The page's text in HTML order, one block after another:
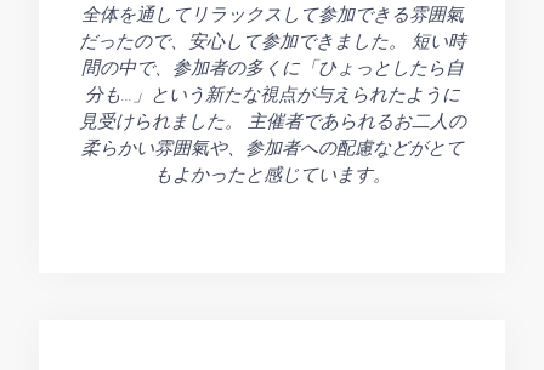
全体を通してリラックスして参加できる雰囲氣
だったので、安心して参加できました。 短い時
間の中で、参加者の多くに「ひょっとしたら自
分も...」という新たな視点が与えられたように
見受けられました。 主催者であられるお二人の
柔らかい雰囲氣や、参加者への配慮などがとて
もよかったと感じています。